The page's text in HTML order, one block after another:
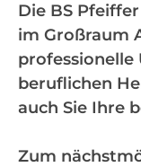
Die BS
im Großraum
professionelle
beruflichen
auch Sie Ihre
Zum